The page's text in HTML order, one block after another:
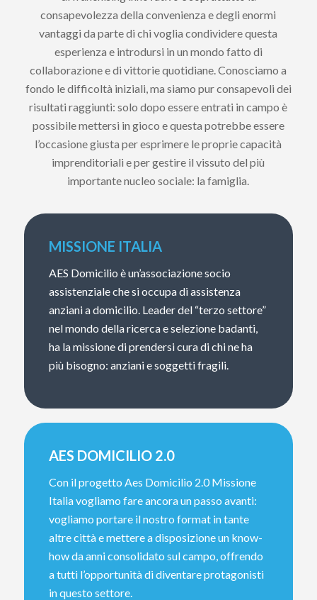
consapevolezza della convenienza e degli enormi
vantaggi da parte di chi voglia condividere questa
esperienza e introdursi in un mondo fatto di
collaborazione e di vittorie quotidiane. Conosciamo a
fondo le difficoltà iniziali, ma siamo pur consapevoli dei
risultati raggiunti: solo dopo essere entrati in campo è
possibile mettersi in gioco e questa potrebbe essere
l’occasione giusta per esprimere le proprie capacità
imprenditoriali e per gestire il vissuto del più
importante nucleo sociale: la famiglia.
MISSIONE ITALIA
AES Domicilio è un’associazione socio
assistenziale che si occupa di assistenza
anziani a domicilio. Leader del “terzo settore”
nel mondo della ricerca e selezione badanti,
ha la missione di prendersi cura di chi ne ha
più bisogno: anziani e soggetti fragili.
AES DOMICILIO 2.0
Con il progetto Aes Domicilio 2.0 Missione
Italia vogliamo fare ancora un passo avanti:
vogliamo portare il nostro format in tante
altre città e mettere a disposizione un know-
how da anni consolidato sul campo, offrendo
a tutti l’opportunità di diventare protagonisti
in questo settore.